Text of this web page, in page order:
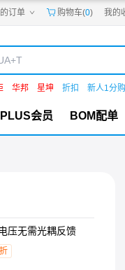
订单 购物车(0) 我的
创PCB
创FA
工坊
华邦 星坤 折扣 新人1分购
PLUS会员 BOM配单
压无需光耦反馈